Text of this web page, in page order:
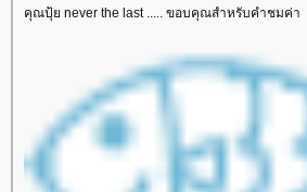
คุณปุ้ย never the last ..... ขอบคุณสำหรับคำชมค่า